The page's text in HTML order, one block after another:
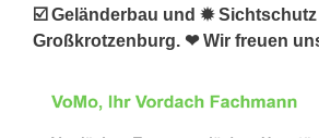
☑️ Geländerbau und ✹
Großkrotzenburg. ❤ Wir freuen